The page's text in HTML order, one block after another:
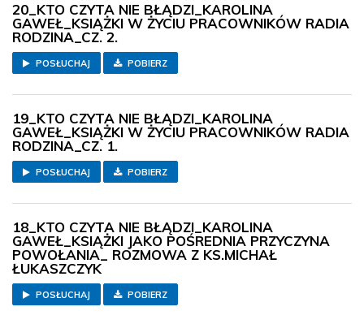
20_KTO CZYTA NIE BŁĄDZI_KAROLINA
GAWEŁ_KSIĄŻKI W ŻYCIU PRACOWNIKÓW RADIA
RODZINA_CZ. 2.
POSŁUCHAJ POBIERZ
19_KTO CZYTA NIE BŁĄDZI_KAROLINA
GAWEŁ_KSIĄŻKI W ŻYCIU PRACOWNIKÓW RADIA
RODZINA_CZ. 1.
POSŁUCHAJ POBIERZ
18_KTO CZYTA NIE BŁĄDZI_KAROLINA
GAWEŁ_KSIĄŻKI JAKO POŚREDNIA PRZYCZYNA
POWOŁANIA_ ROZMOWA Z KS.MICHAŁ
ŁUKASZCZYK
POSŁUCHAJ POBIERZ